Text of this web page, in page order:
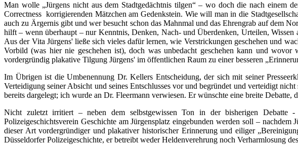
Man wolle „Jürgens nicht aus dem Stadtgedächtnis tilgen“ – wo doch die nach einem
Correctness korrigierenden Mätzchen am Gedenkstein. Wie will man in die
auch zu Ärgernis gibt und wer besucht schon das Mahnmal und das Ehrengrab auf dem
hilft – wenn überhaupt – nur Kenntnis, Denken, Nach- und Überdenken, Urteilen,
Aus der Vita Jürgens' ließe sich vieles dafür lernen, wie Verstrickungen geschehen und
Vorbild (was hier nie geschehen ist), doch was unbedacht geschehen kann und
vordergründig plakative Tilgung Jürgens' im öffentlichen Raum zu einer besseren
Im Übrigen ist die Umbenennung Dr. Kellers Entscheidung, der sich mit seiner
Verteidigung seiner Absicht und seines Entschlusses vor und begründet und verteidigt
bereits dargelegt; ich wurde an Dr. Fleermann verwiesen. Er wünschte eine breite
Nicht zuletzt irritiert – neben dem selbstgewissen Ton in der bisherigen Debatte -
Polizeigeschichtsverein Geschichte am Jürgensplatz eingebunden werden soll –
dieser Art vordergründiger und plakativer historischer Erinnerung und eiliger
Düsseldorfer Polizeigeschichte, er betreibt weder Heldenverehrung noch Verharmlosung